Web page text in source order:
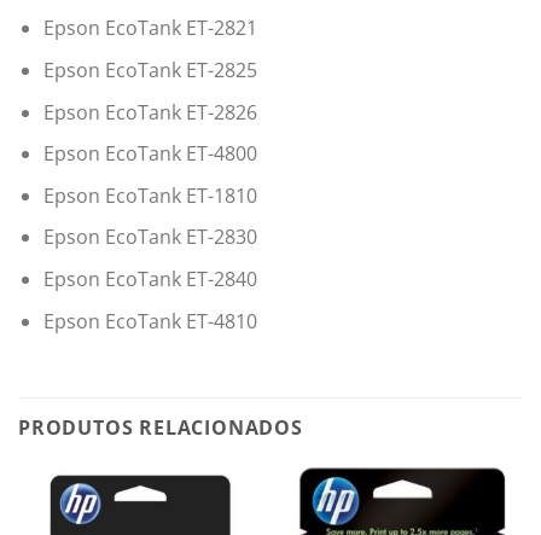
Epson EcoTank ET-2821
Epson EcoTank ET-2825
Epson EcoTank ET-2826
Epson EcoTank ET-4800
Epson EcoTank ET-1810
Epson EcoTank ET-2830
Epson EcoTank ET-2840
Epson EcoTank ET-4810
PRODUTOS RELACIONADOS